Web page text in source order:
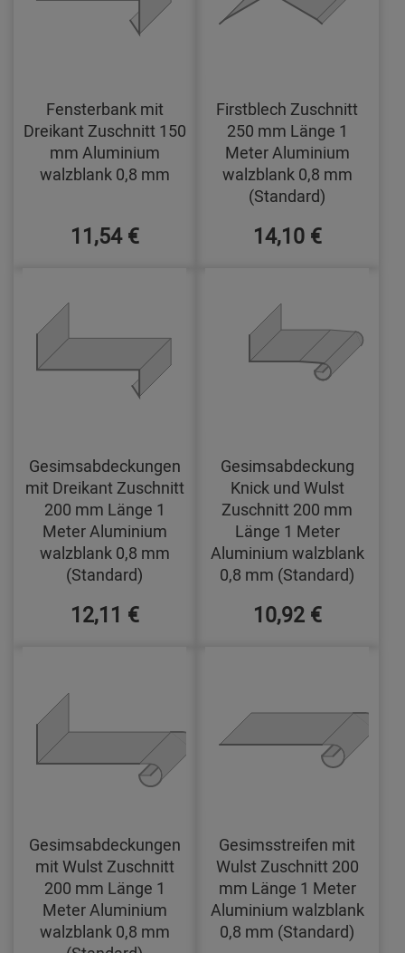
Fensterbank mit
Dreikant Zuschnitt 150
mm Aluminium
walzblank 0,8 mm
11,54 €
Firstblech Zuschnitt
250 mm Länge 1
Meter Aluminium
walzblank 0,8 mm
(Standard)
14,10 €
Gesimsabdeckungen
mit Dreikant Zuschnitt
200 mm Länge 1
Meter Aluminium
walzblank 0,8 mm
(Standard)
12,11 €
Gesimsabdeckung
Knick und Wulst
Zuschnitt 200 mm
Länge 1 Meter
Aluminium walzblank
0,8 mm (Standard)
10,92 €
Gesimsabdeckungen
mit Wulst Zuschnitt
200 mm Länge 1
Meter Aluminium
walzblank 0,8 mm
Gesimsstreifen mit
Wulst Zuschnitt 200
mm Länge 1 Meter
Aluminium walzblank
0,8 mm (Standard)